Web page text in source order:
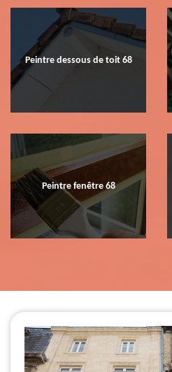
Peintre dessous de toit 68
Peintre fenêtre 68